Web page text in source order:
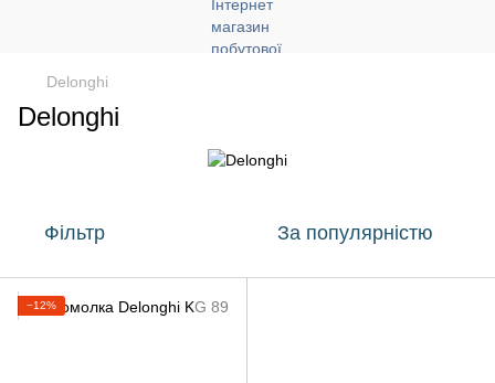
Delonghi
Delonghi
Фільтр За популярністю
−12%